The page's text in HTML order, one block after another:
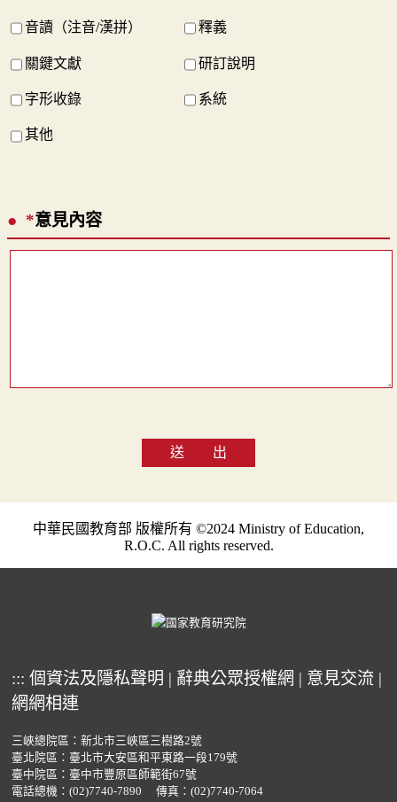
音讀（注音/漢拼） 釋義
關鍵文獻 研訂說明
字形收錄 系統
其他
*意見內容
送 出
中華民國教育部 版權所有 ©2024 Ministry of Education,
R.O.C. All rights reserved.
::: 個資法及隱私聲明 | 辭典公眾授權網 | 意見交流 |
網網相連
三峽總院區：新北市三峽區三樹路2號
臺北院區：臺北市大安區和平東路一段179號
臺中院區：臺中市豐原區師範街67號
電話總機： (02)7740-7890 傳真：(02)7740-7064